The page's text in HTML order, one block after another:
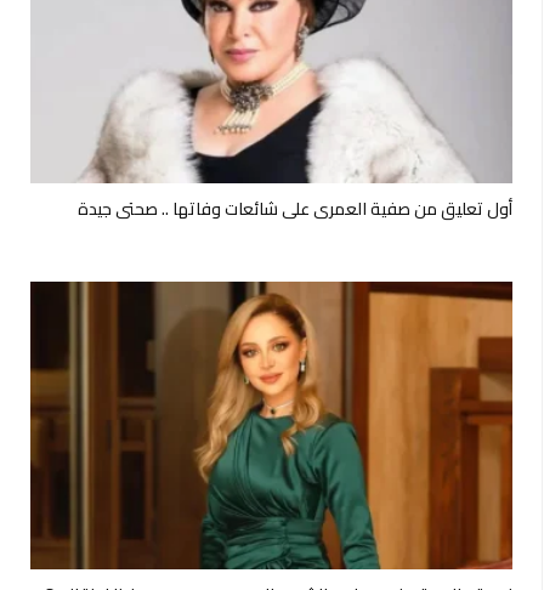
أول تعليق من صفية العمري على شائعات وفاتها .. صحتي جيدة